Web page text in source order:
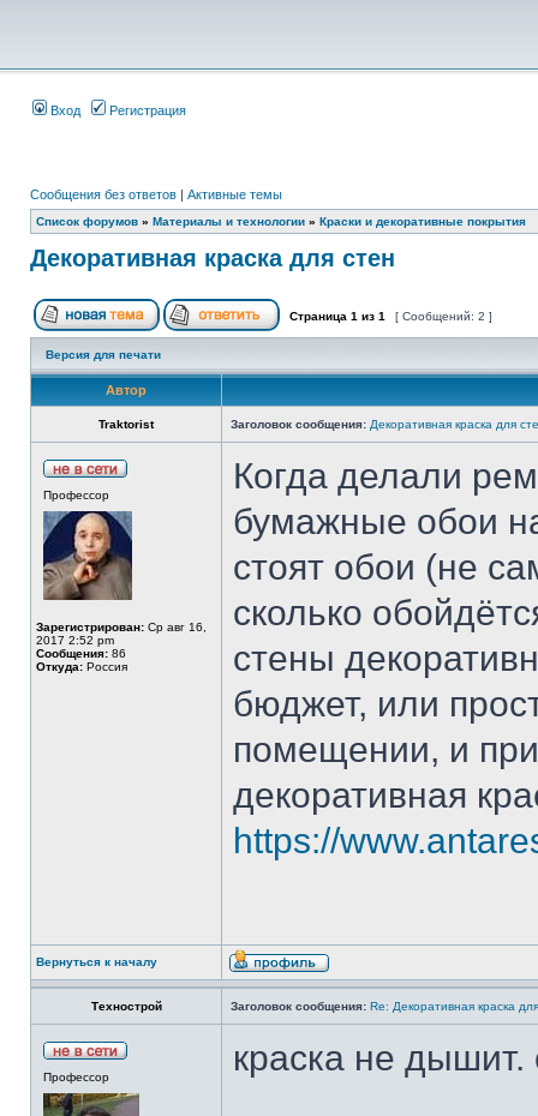
Вход Регистрация
Сообщения без ответов | Активные темы
Список форумов » Материалы и технологии » Краски и декоративные покрытия
Декоративная краска для стен
Страница 1 из 1 [ Сообщений: 2 ]
Версия для печати
Автор
Traktorist Заголовок сообщения: Декоративная краска для
Профессор
Зарегистрирован: Ср авг 16,
2017 2:52 pm
Сообщения: 86
Откуда: Россия
Когда делали
бумажные обои
стоят обои (не
сколько
стены
бюджет, или
помещении, и
декоративная
https://
Вернуться к началу
Технострой Заголовок сообщения: Re: Декоративная краска
Профессор краска не